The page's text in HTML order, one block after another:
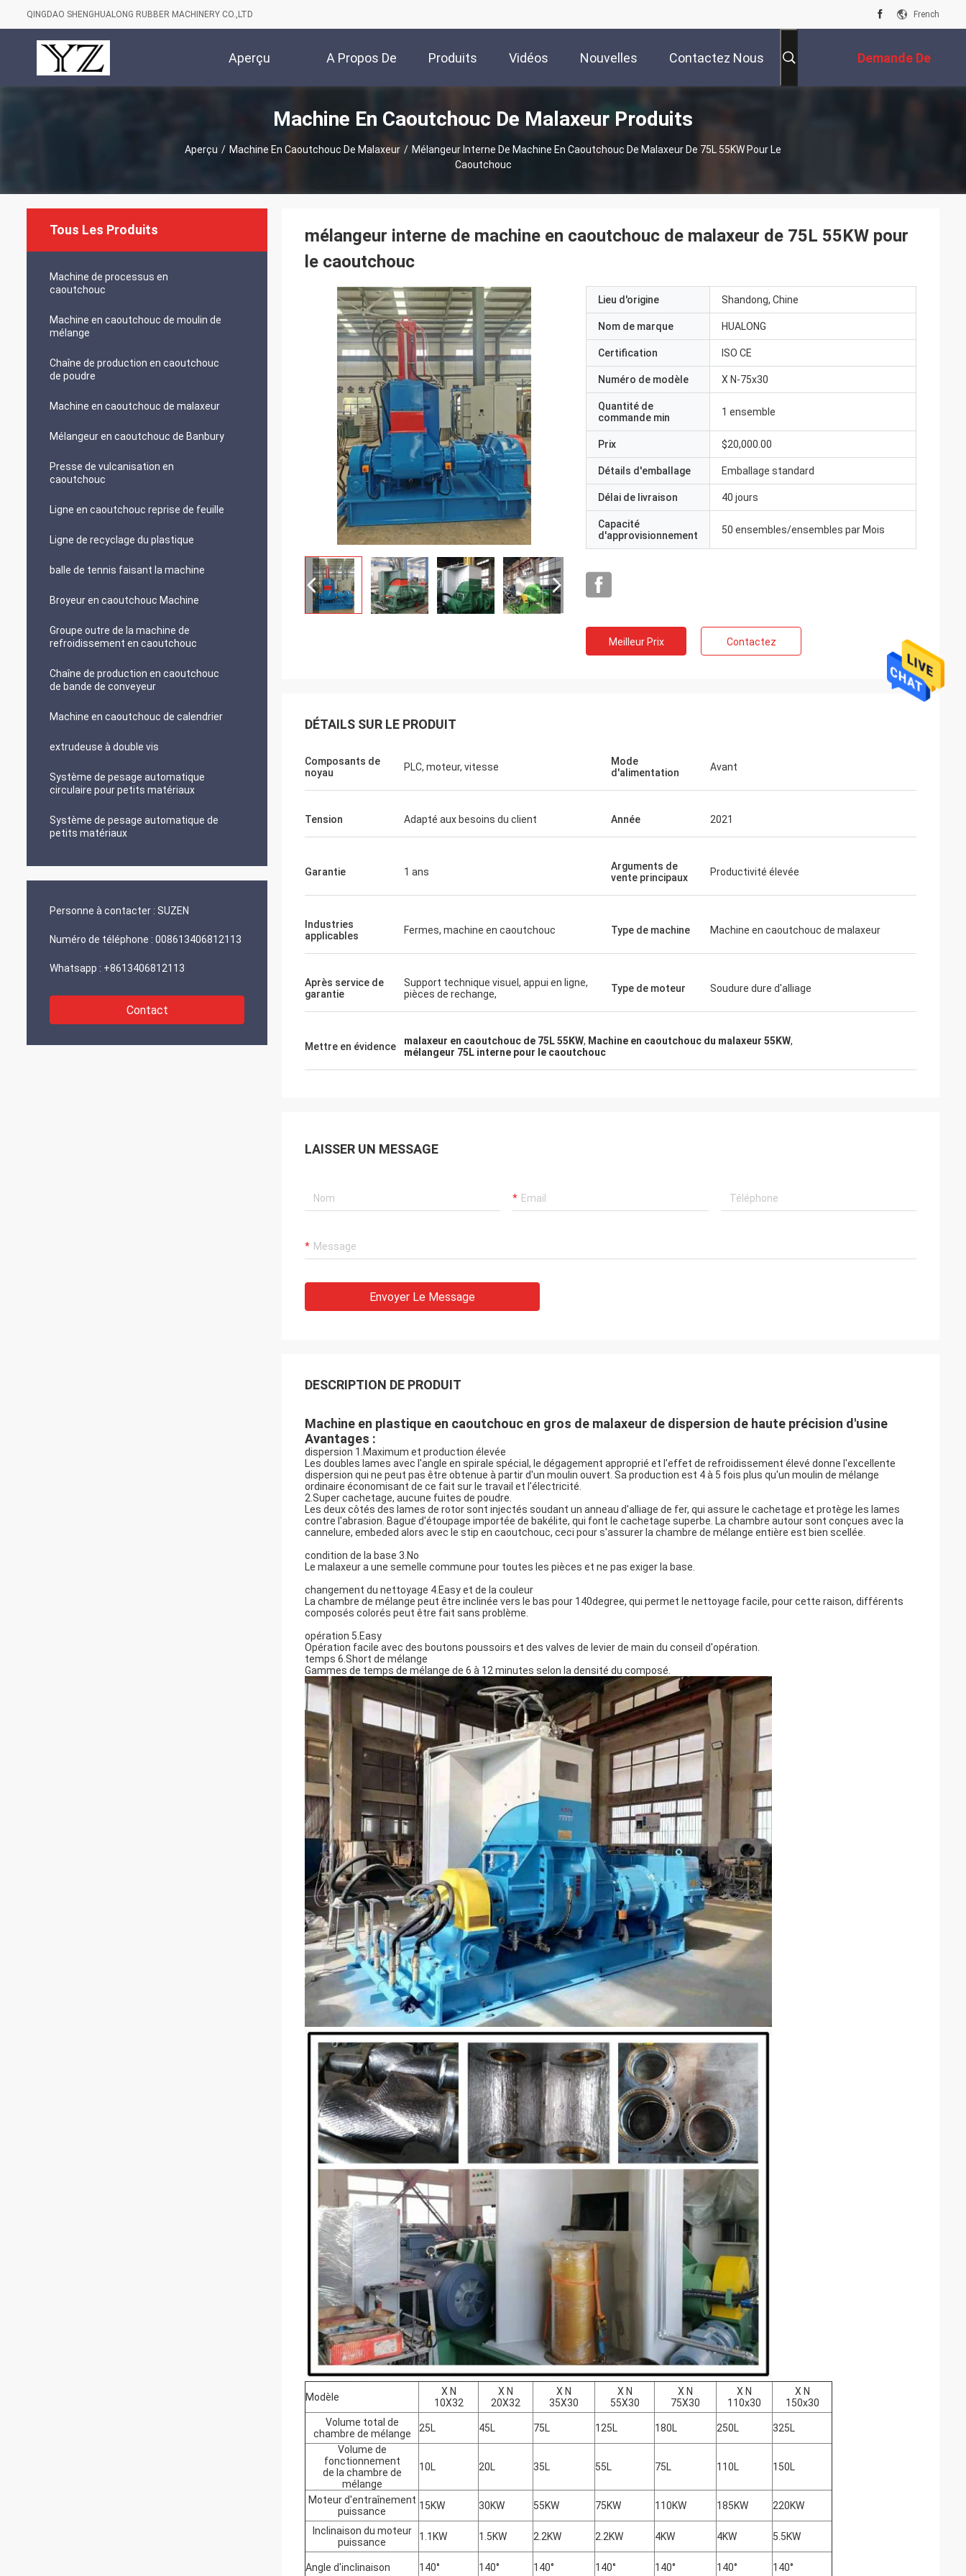
QINGDAO SHENGHUALONG RUBBER MACHINERY CO.,LTD French
Aperçu A Propos De
Nous
Produits Vidéos Nouvelles Contactez Nous Demande De
Soumission
Machine En Caoutchouc De Malaxeur Produits
Aperçu / Machine En Caoutchouc De Malaxeur / Mélangeur Interne De Machine En Caoutchouc De Malaxeur De 75L 55KW Pour Le
Caoutchouc
Tous Les Produits
Machine de processus en
caoutchouc
Machine en caoutchouc de moulin de
mélange
Chaîne de production en caoutchouc
de poudre
Machine en caoutchouc de malaxeur
Mélangeur en caoutchouc de Banbury
Presse de vulcanisation en
caoutchouc
Ligne en caoutchouc reprise de feuille
Ligne de recyclage du plastique
balle de tennis faisant la machine
Broyeur en caoutchouc Machine
Groupe outre de la machine de
refroidissement en caoutchouc
Chaîne de production en caoutchouc
de bande de conveyeur
Machine en caoutchouc de calendrier
extrudeuse à double vis
Système de pesage automatique
circulaire pour petits matériaux
Système de pesage automatique de
petits matériaux
Personne à contacter : SUZEN
Numéro de téléphone : 008613406812113
Whatsapp : +8613406812113
Contact
mélangeur interne de machine en caoutchouc de malaxeur de 75L 55KW pour
le caoutchouc
Lieu d'origine Shandong, Chine
Nom de marque HUALONG
Certification ISO CE
Numéro de modèle X N-75x30
Quantité de
commande min
1 ensemble
Prix $20,000.00
Détails d'emballage Emballage standard
Délai de livraison 40 jours
Capacité
d'approvisionnement
50 ensembles/ensembles par Mois
Meilleur Prix Contactez
DÉTAILS SUR LE PRODUIT
Composants de
noyau
PLC, moteur, vitesse
Mode
d'alimentation
Avant
Tension Adapté aux besoins du client Année 2021
Garantie 1 ans
Arguments de
vente principaux
Productivité élevée
Industries
applicables
Fermes, machine en caoutchouc Type de machine Machine en caoutchouc de malaxeur
Après service de
garantie
Support technique visuel, appui en ligne,
pièces de rechange,
Type de moteur Soudure dure d'alliage
Mettre en évidence malaxeur en caoutchouc de 75L 55KW, Machine en caoutchouc du malaxeur 55KW,
mélangeur 75L interne pour le caoutchouc
LAISSER UN MESSAGE
Envoyer Le Message
DESCRIPTION DE PRODUIT
Machine en plastique en caoutchouc en gros de malaxeur de dispersion de haute précision d'usine
Avantages :
dispersion 1.Maximum et production élevée
Les doubles lames avec l'angle en spirale spécial, le dégagement approprié et l'effet de refroidissement élevé donne l'excellente
dispersion qui ne peut pas être obtenue à partir d'un moulin ouvert. Sa production est 4 à 5 fois plus qu'un moulin de mélange
ordinaire économisant de ce fait sur le travail et l'électricité.
2.Super cachetage, aucune fuites de poudre.
Les deux côtés des lames de rotor sont injectés soudant un anneau d'alliage de fer, qui assure le cachetage et protège les lames
contre l'abrasion. Bague d'étoupage importée de bakélite, qui font le cachetage superbe. La chambre autour sont conçues avec la
cannelure, embeded alors avec le stip en caoutchouc, ceci pour s'assurer la chambre de mélange entière est bien scellée.
condition de la base 3.No
Le malaxeur a une semelle commune pour toutes les pièces et ne pas exiger la base.
changement du nettoyage 4.Easy et de la couleur
La chambre de mélange peut être inclinée vers le bas pour 140degree, qui permet le nettoyage facile, pour cette raison, différents
composés colorés peut être fait sans problème.
opération 5.Easy
Opération facile avec des boutons poussoirs et des valves de levier de main du conseil d'opération.
temps 6.Short de mélange
Gammes de temps de mélange de 6 à 12 minutes selon la densité du composé.
Modèle
X N
10X32
X N
20X32
X N
35X30
X N
55X30
X N
75X30
X N
110x30
X N
150x30
Volume total de
chambre de mélange
25L 45L 75L 125L 180L 250L
325L
Volume de
fonctionnement
de la chambre de
mélange
10L 20L 35L 55L 75L 110L 150L
Moteur d'entraînement
puissance
15KW 30KW 55KW 75KW 110KW 185KW 220KW
Inclinaison du moteur
puissance
1.1KW 1.5KW 2.2KW 2.2KW 4KW 4KW 5.5KW
Angle d'inclinaison 140° 140° 140° 140° 140° 140° 140°